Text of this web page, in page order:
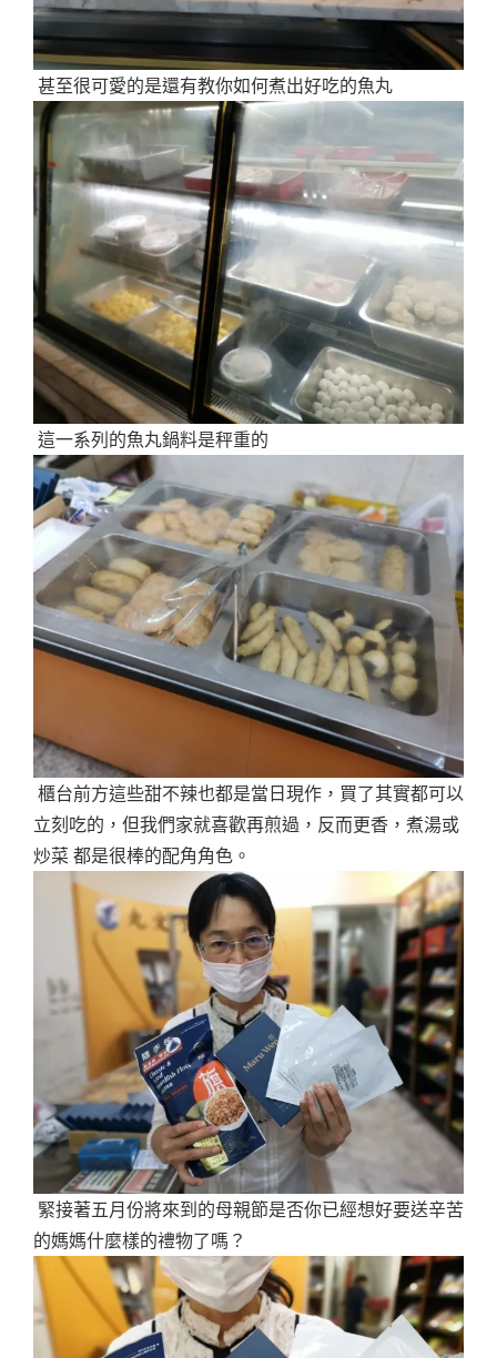
甚至很可愛的是還有教你如何煮出好吃的魚丸
這一系列的魚丸鍋料是秤重的
櫃台前方這些甜不辣也都是當日現作，買了其實都可以
立刻吃的，但我們家就喜歡再煎過，反而更香，煮湯或
炒菜 都是很棒的配角角色。
緊接著五月份將來到的母親節是否你已經想好要送辛苦
的媽媽什麼樣的禮物了嗎？